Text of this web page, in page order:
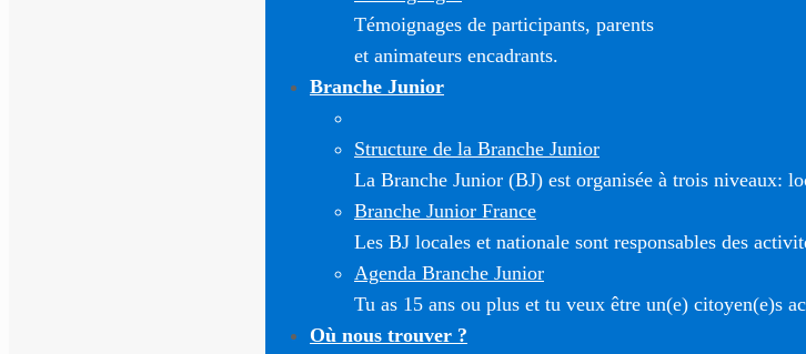
Témoignages de participants, parents
et animateurs encadrants.
Branche Junior
Structure de la Branche Junior
La Branche Junior (BJ) est organisée à trois niveaux:
Branche Junior France
Les BJ locales et nationale sont responsables des
Agenda Branche Junior
Tu as 15 ans ou plus et tu veux être un(e) citoyen(e)s
Où nous trouver ?